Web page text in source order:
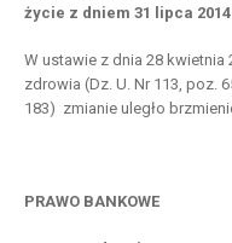
życie z dniem 31 lipca
W ustawie z dnia 28
zdrowia (Dz. U. Nr 113, poz.
183) zmianie uległo
PRAWO BANKOWE